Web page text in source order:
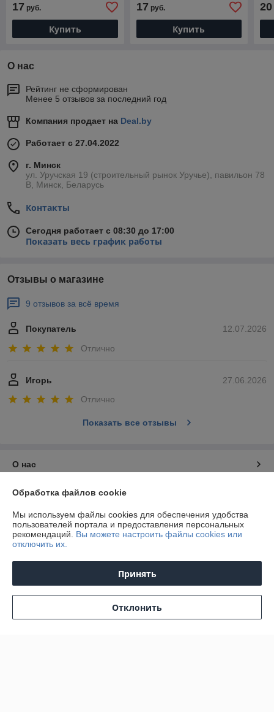
17 руб.
Купить
17 руб.
Купить
20
О нас
Рейтинг не сформирован
Менее 5 отзывов за последний год
Компания продает на Deal.by
Работает с 27.04.2022
г. Минск
ул. Уручская 19 (строительный рынок Уручье), павильон 78
В, Минск, Беларусь
Контакты
Сегодня работает с 08:30 до 17:00
Показать весь график работы
Отзывы о магазине
9 отзывов за всё время
12.07.2026
Покупатель
Отлично
27.06.2026
Игорь
Отлично
Показать все отзывы
О нас
Контакты
Доставка и оплата
Политика обработки cookies
Обработка файлов cookie
Мы используем файлы cookies для обеспечения удобства
пользователей портала и предоставления персональных
рекомендаций. Вы можете настроить файлы cookies или
отключить их.
Принять
Отклонить